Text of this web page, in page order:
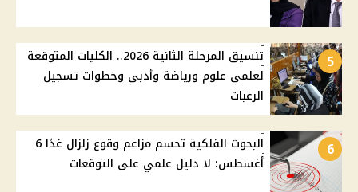
5
تنسيق المرحلة الثانية 2026.. الكليات المتوقعة
لعلمي علوم ورياضة وأدبي وخطوات تسجيل
الرغبات
6
البحوث الفلكية تحسم مزاعم وقوع زلزال غدًا 6
أغسطس: لا دليل علمي على التوقعات